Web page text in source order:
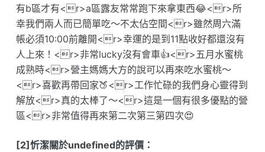
有b區才有<r>a區露友常常跑下來拿東西😂<r>所
幸我們兩人而已簡單吃～不太佔空間<r>雖然周六滿
帳必須10:00前離開<r>幸運的是到11點收好都還沒有
人上來！<r>非常lucky沒有會車👍<r>五月水蜜桃
成熟時<r>營主媽媽大方的說可以再來吃水蜜桃～
<r>喜歡再帶回家🍑<r>工作忙碌的我們身心靈得到
解放<r>真的太棒了～<r>這是一個有很多優點的營
區<r>非常值得再來第二次第三第四次😍
[2]忻潔關於undefined的評價：